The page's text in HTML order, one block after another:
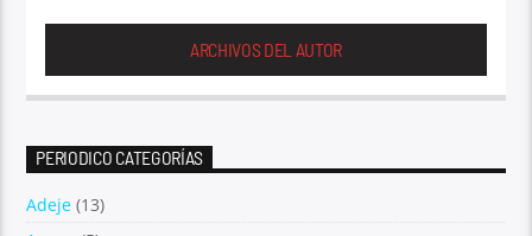
ARCHIVOS DEL AUTOR
PERIODICO CATEGORÍAS
Adeje (13)